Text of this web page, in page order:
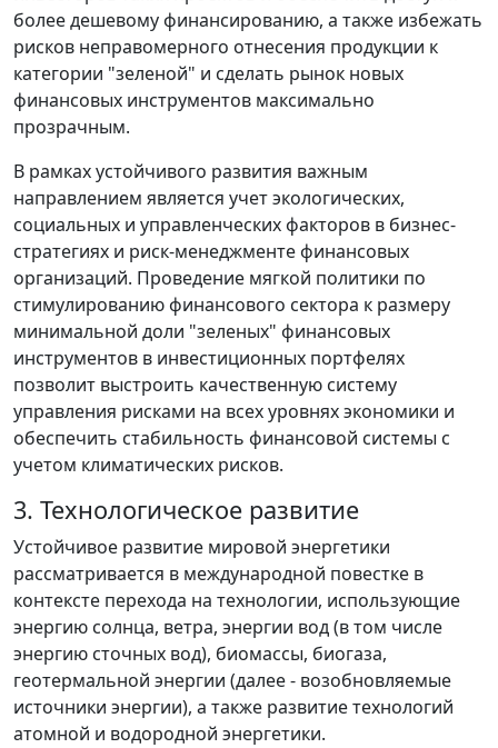
более дешевому финансированию, а также избежать
рисков неправомерного отнесения продукции к
категории "зеленой" и сделать рынок новых
финансовых инструментов максимально
прозрачным.
В рамках устойчивого развития важным
направлением является учет экологических,
социальных и управленческих факторов в бизнес-
стратегиях и риск-менеджменте финансовых
организаций. Проведение мягкой политики по
стимулированию финансового сектора к размеру
минимальной доли "зеленых" финансовых
инструментов в инвестиционных портфелях
позволит выстроить качественную систему
управления рисками на всех уровнях экономики и
обеспечить стабильность финансовой системы с
учетом климатических рисков.
3. Технологическое развитие
Устойчивое развитие мировой энергетики
рассматривается в международной повестке в
контексте перехода на технологии, использующие
энергию солнца, ветра, энергии вод (в том числе
энергию сточных вод), биомассы, биогаза,
геотермальной энергии (далее - возобновляемые
источники энергии), а также развитие технологий
атомной и водородной энергетики.